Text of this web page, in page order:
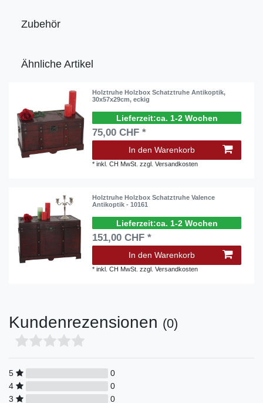
Zubehör
Ähnliche Artikel
Holztruhe Holzbox Schatztruhe Antikoptik,
30x57x29cm, eckig
ca. 1-2 Wochen
75,00 CHF *
In den Warenkorb
*inkl. CH MwSt. zzgl.Versandkosten
Holztruhe Holzbox Schatztruhe Valence
Antikoptik - 10161
ca. 1-2 Wochen
151,00 CHF *
In den Warenkorb
*inkl. CH MwSt. zzgl.Versandkosten
Kundenrezensionen (0)
5
0
4
0
3
0